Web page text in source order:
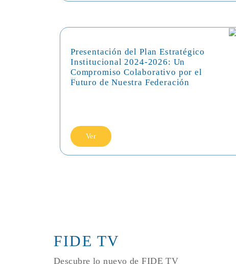
Presentación del Plan Estratégico
Institucional 2024-2026: Un
Compromiso Colaborativo por el
Futuro de Nuestra Federación
...
Ver
FIDE TV
Descubre lo nuevo de FIDE TV